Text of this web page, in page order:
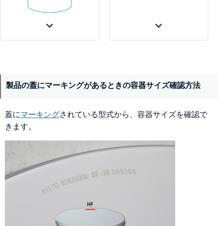
製品の蓋にマーキングがあるときの容器サイズ確認方法
蓋にマーキングされている型式から、容器サイズを確認で
きます。